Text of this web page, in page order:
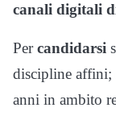
canali digitali
Percandidarsi
discipline affini;
anni in ambito